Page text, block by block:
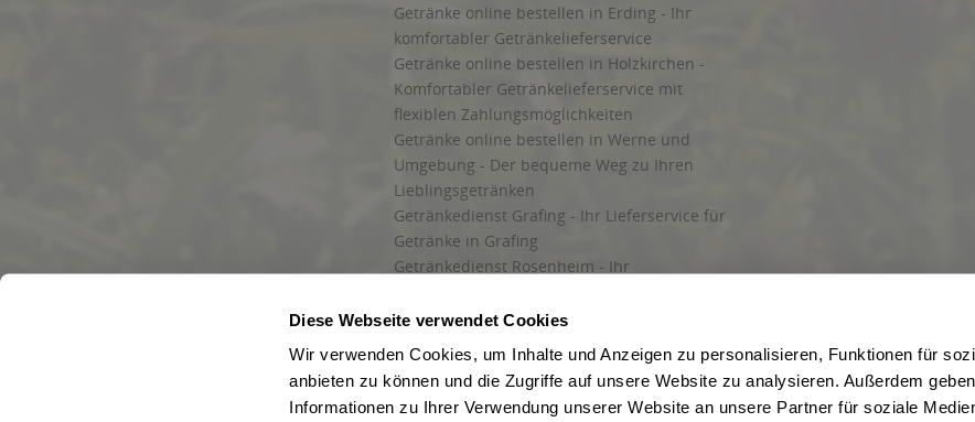
Diese Webseite verwendet Cookies
Wir verwenden Cookies, um Inhalte und Anzeigen zu personalisieren, Funktionen für
anbieten zu können und die Zugriffe auf unsere Website zu analysieren. Außerdem
Informationen zu Ihrer Verwendung unserer Website an unsere Partner für soziale
Getränke online bestellen in Erding - Ihr
komfortabler Getränkelieferservice
Getränke online bestellen in Holzkirchen -
Komfortabler Getränkelieferservice mit
flexiblen Zahlungsmöglichkeiten
Getränke online bestellen in Werne und
Umgebung - Der bequeme Weg zu Ihren
Lieblingsgetränken
Getränkedienst Grafing - Ihr Lieferservice für
Getränke in Grafing
Getränkedienst Rosenheim - Ihr
und Umgebung
Liefergebiet
Lieferservice für Getränke